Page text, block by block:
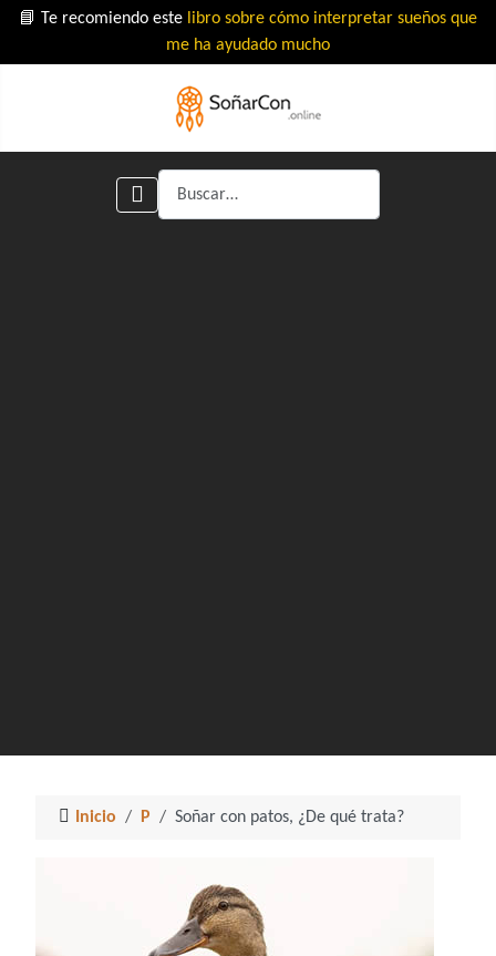
📘 Te recomiendo este libro sobre cómo interpretar sueños que
me ha ayudado mucho
Buscar
Inicio P Soñar con patos, ¿De qué trata?